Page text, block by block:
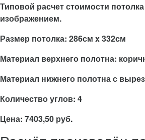
Типовой расчет стоимости
изображением.
Размер потолка: 286см x 332см
Материал верхнего полотна:
Материал нижнего полотна с
Количество углов: 4
Цена: 7403,50 руб.